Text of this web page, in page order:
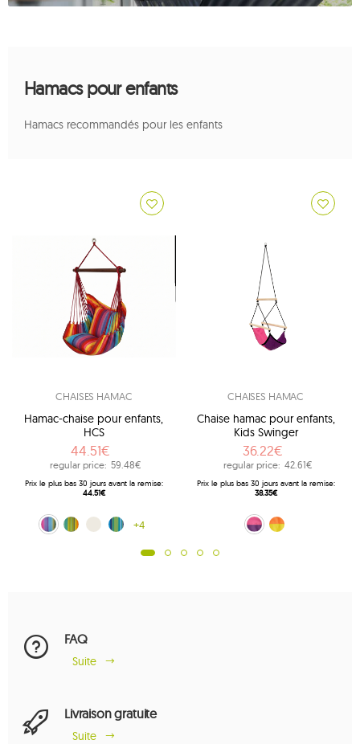
Hamacs pour enfants
Hamacs recommandés pour les enfants
CHAISES HAMAC
Hamac-chaise pour enfants,
HCS
44.51€
regular price: 59.48€
Prix ​​le plus bas 30 jours avant la remise:
44.51€
Multiple (160)
Kuna Yala (188)
ecru (209)bleu (242)+4
CHAISES HAMAC
Chaise hamac pour enfants,
Kids Swinger
36.22€
regular price: 42.61€
Prix ​​le plus bas 30 jours avant la remise:
38.35€
rose (Pink)
jaune (Yellow)
FAQ
Suite
Livraison gratuite
Suite